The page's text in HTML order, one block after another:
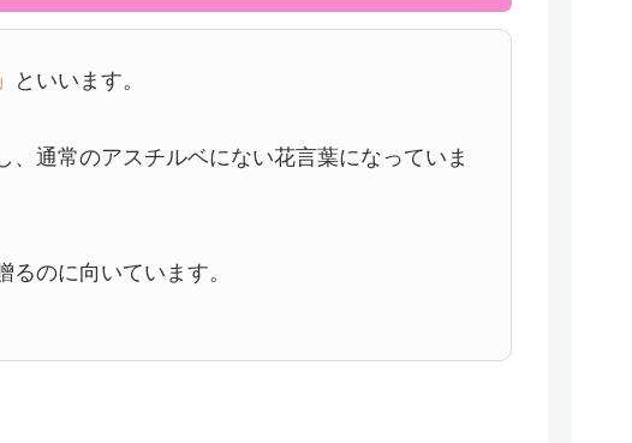
といいます。
通常のアスチルベにない花言葉になっていま
のに向いています。